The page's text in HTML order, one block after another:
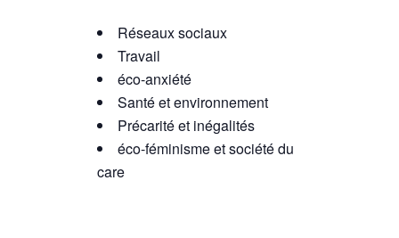
Réseaux sociaux
Travail
éco-anxiété
Santé et environnement
Précarité et inégalités
éco-féminisme et société du
care